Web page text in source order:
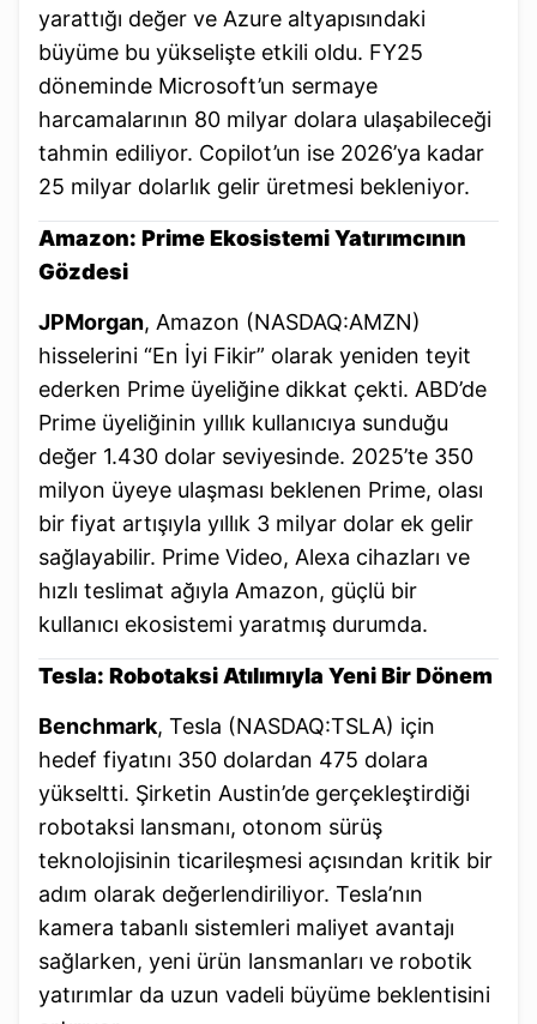
yarattığı değer ve Azure altyapısındaki
büyüme bu yükselişte etkili oldu. FY25
döneminde Microsoft’un sermaye
harcamalarının 80 milyar dolara ulaşabileceği
tahmin ediliyor. Copilot’un ise 2026’ya kadar
25 milyar dolarlık gelir üretmesi bekleniyor.
Amazon: Prime Ekosistemi Yatırımcının
Gözdesi
JPMorgan, Amazon (NASDAQ:AMZN)
hisselerini “En İyi Fikir” olarak yeniden teyit
ederken Prime üyeliğine dikkat çekti. ABD’de
Prime üyeliğinin yıllık kullanıcıya sunduğu
değer 1.430 dolar seviyesinde. 2025’te 350
milyon üyeye ulaşması beklenen Prime, olası
bir fiyat artışıyla yıllık 3 milyar dolar ek gelir
sağlayabilir. Prime Video, Alexa cihazları ve
hızlı teslimat ağıyla Amazon, güçlü bir
kullanıcı ekosistemi yaratmış durumda.
Tesla: Robotaksi Atılımıyla Yeni Bir Dönem
Benchmark, Tesla (NASDAQ:TSLA) için
hedef fiyatını 350 dolardan 475 dolara
yükseltti. Şirketin Austin’de gerçekleştirdiği
robotaksi lansmanı, otonom sürüş
teknolojisinin ticarileşmesi açısından kritik bir
adım olarak değerlendiriliyor. Tesla’nın
kamera tabanlı sistemleri maliyet avantajı
sağlarken, yeni ürün lansmanları ve robotik
yatırımlar da uzun vadeli büyüme beklentisini